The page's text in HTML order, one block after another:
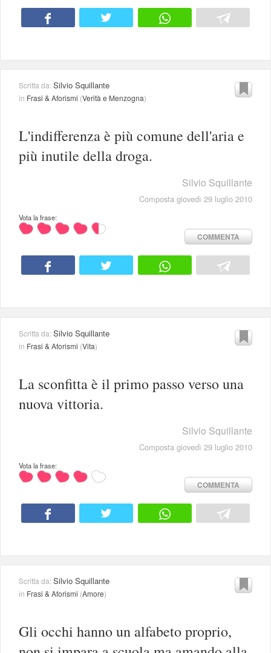
Scritta da:Silvio Squillante
in Frasi & Aforismi (Verità e Menzogna)
L'indifferenza è più comune dell'aria e
più inutile della droga.
Silvio Squillante
Composta giovedì 29 luglio 2010
Vota la frase:
COMMENTA
Scritta da:Silvio Squillante
in Frasi & Aforismi (Vita)
La sconfitta è il primo passo verso una
nuova vittoria.
Silvio Squillante
Composta giovedì 29 luglio 2010
Vota la frase:
COMMENTA
Scritta da:Silvio Squillante
in Frasi & Aforismi (Amore)
Gli occhi hanno un alfabeto proprio,